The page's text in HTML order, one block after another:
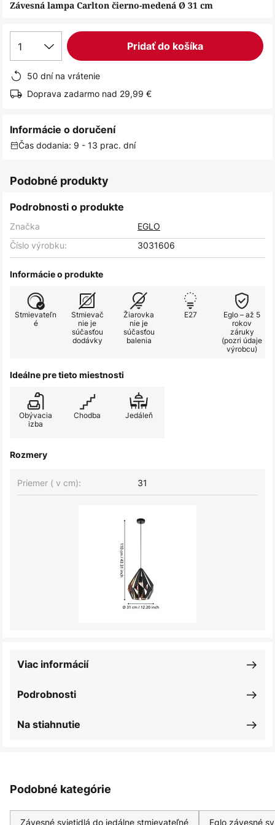
Závesná lampa Carlton čierno-medená Ø 31 cm
1 Pridať do košíka
50 dní na vrátenie
Doprava zadarmo nad 29,99 €
Informácie o doručení
Čas dodania: 9 - 13 prac. dní
Podobné produkty
Podrobnosti o produkte
Značka
EGLO
Číslo výrobku:
3031606
Informácie o produkte
Stmievateľn
é
Stmievač
nie je
súčasťou
dodávky
Žiarovka
nie je
súčasťou
balenia
E27
Eglo – až 5
rokov
záruky
(pozri údaje
výrobcu)
Ideálne pre tieto miestnosti
Obývacia
izba
Chodba Jedáleň
Rozmery
Priemer ( v cm): 31
Podrobnosti
Viac informácií
Na stiahnutie
Podobné kategórie
Závesné svietidlá do jedálne stmievateľné Eglo závesné